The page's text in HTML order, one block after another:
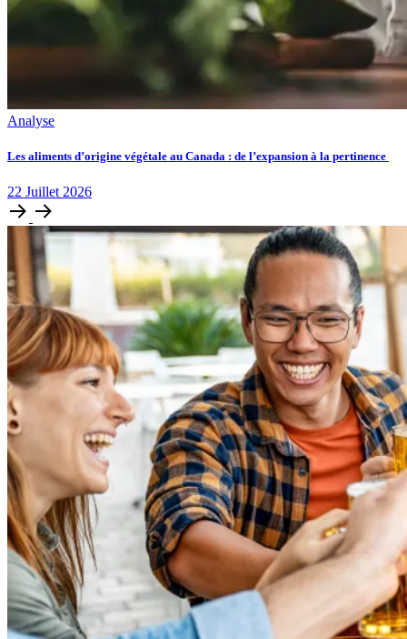
Analyse
Les aliments d’origine végétale au Canada : de l’expansion à la pertinence
22 Juillet 2026